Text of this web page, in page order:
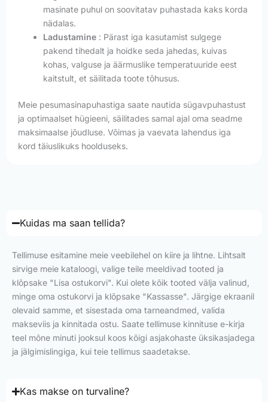
masinate puhul on soovitatav puhastada kaks korda
nädalas.
Ladustamine : Pärast iga kasutamist sulgege
pakend tihedalt ja hoidke seda jahedas, kuivas
kohas, valguse ja äärmuslike temperatuuride eest
kaitstult, et säilitada toote tõhusus.
Meie pesumasinapuhastiga saate nautida sügavpuhastust
ja optimaalset hügieeni, säilitades samal ajal oma seadme
maksimaalse jõudluse. Võimas ja vaevata lahendus iga
kord täiuslikuks hoolduseks.
Kuidas ma saan tellida?
Tellimuse esitamine meie veebilehel on kiire ja lihtne. Lihtsalt
sirvige meie kataloogi, valige teile meeldivad tooted ja
klõpsake "Lisa ostukorvi". Kui olete kõik tooted välja valinud,
minge oma ostukorvi ja klõpsake "Kassasse". Järgige ekraanil
olevaid samme, et sisestada oma tarneandmed, valida
makseviis ja kinnitada ostu. Saate tellimuse kinnituse e-kirja
teel mõne minuti jooksul koos kõigi asjakohaste üksikasjadega
ja jälgimislingiga, kui teie tellimus saadetakse.
Kas makse on turvaline?